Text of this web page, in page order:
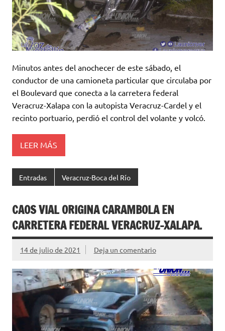
Minutos antes del anochecer de este sábado, el
conductor de una camioneta particular que circulaba por
el Boulevard que conecta a la carretera federal
Veracruz-Xalapa con la autopista Veracruz-Cardel y el
recinto portuario, perdió el control del volante y volcó.
LEER MÁS
Entradas Veracruz-Boca del Río
CAOS VIAL ORIGINA CARAMBOLA EN
CARRETERA FEDERAL VERACRUZ-XALAPA.
14 de julio de 2021 Deja un comentario